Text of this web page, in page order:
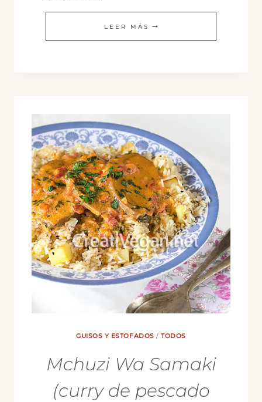
LEER MÁS MALAI
KOFTA
GUISOS Y ESTOFADOS /TODOS
Mchuzi Wa Samaki
(curry de pescado